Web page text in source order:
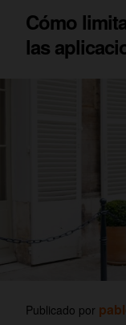
Cómo
las
Publicado por